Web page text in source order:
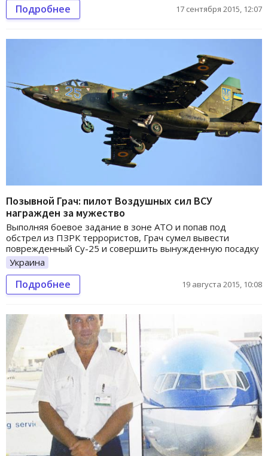
Подробнее 17 сентября 2015, 12:07
Позывной Грач: пилот Воздушных сил ВСУ
награжден за мужество
Выполняя боевое задание в зоне АТО и попав под
обстрел из ПЗРК террористов, Грач сумел вывести
поврежденный Су-25 и совершить вынужденную посадку
Украина
Подробнее 19 августа 2015, 10:08